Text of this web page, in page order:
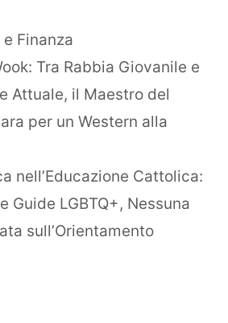
Finanza
Tra Rabbia Giovanile e
Attuale, il Maestro del
per un Western alla
nell’Educazione Cattolica:
Guide LGBTQ+, Nessuna
sull’Orientamento